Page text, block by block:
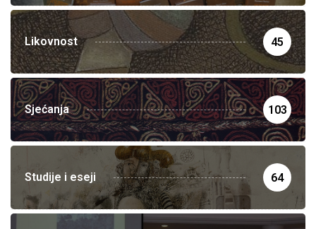
Likovnost 45
Sjećanja 103
Studije i eseji 64